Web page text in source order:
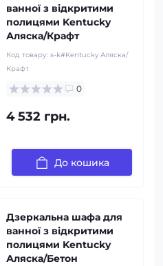
ванної з відкритими
полицями Kentucky
Аляска/Крафт
Код товару: s-k#Kentucky Аляска/
Крафт
0
4 532 грн.
До кошика
Дзеркальна шафа для
ванної з відкритими
полицями Kentucky
Аляска/Бетон